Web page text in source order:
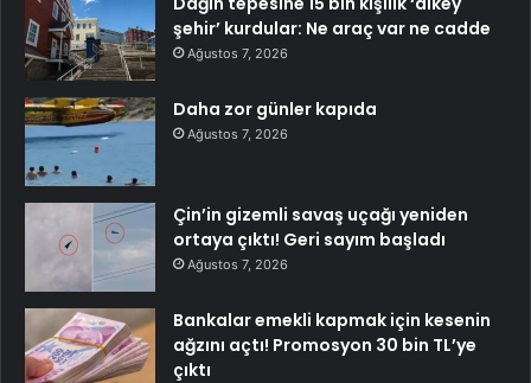
şehir’ kurdular: Ne araç var ne cadde
Ağustos 7, 2026
Daha zor günler kapıda
Ağustos 7, 2026
Çin’in gizemli savaş uçağı yeniden
ortaya çıktı! Geri sayım başladı
Ağustos 7, 2026
Bankalar emekli kapmak için kesenin
ağzını açtı! Promosyon 30 bin TL’ye
çıktı